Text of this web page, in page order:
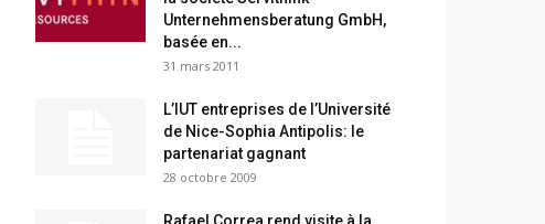
Unternehmensberatung GmbH,
basée en...
31 mars 2011
L’IUT entreprises de l’Université
de Nice-Sophia Antipolis: le
partenariat gagnant
28 octobre 2009